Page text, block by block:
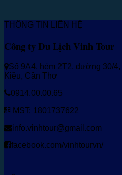
THÔNG TIN LIÊN HỆ
Công ty Du Lịch Vinh Tour
Số 9A4, hẻm 2T2, đường 30/
Kiều, Cần Thơ
0914.00.00.65
MST: 1801737622
info.vinhtour@gmail.com
facebook.com/vinhtourvn/